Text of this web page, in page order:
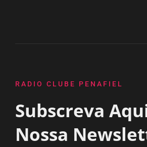
RADIO CLUBE PENAFIEL
Subscreva
Nossa